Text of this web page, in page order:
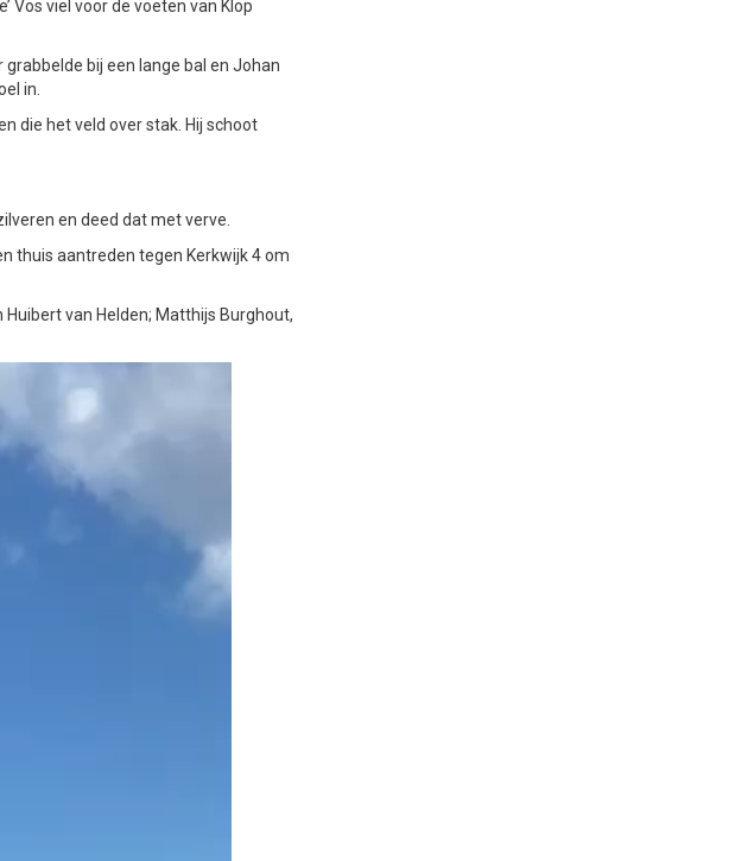
Vos viel voor de voeten van Klop
bij een lange bal en Johan
in.
die het veld over stak. Hij schoot
en deed dat met verve.
thuis aantreden tegen Kerkwijk 4 om
Huibert van Helden; Matthijs Burghout,